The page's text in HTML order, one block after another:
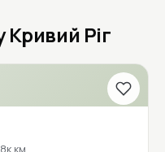
Кривий Ріг
км